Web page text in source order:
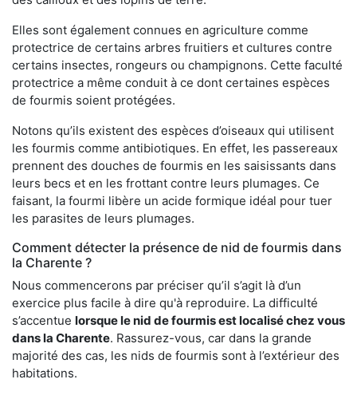
Elles sont également connues en agriculture comme
protectrice de certains arbres fruitiers et cultures contre
certains insectes, rongeurs ou champignons. Cette faculté
protectrice a même conduit à ce dont certaines espèces
de fourmis soient protégées.
Notons qu’ils existent des espèces d’oiseaux qui utilisent
les fourmis comme antibiotiques. En effet, les passereaux
prennent des douches de fourmis en les saisissants dans
leurs becs et en les frottant contre leurs plumages. Ce
faisant, la fourmi libère un acide formique idéal pour tuer
les parasites de leurs plumages.
Comment détecter la présence de nid de fourmis dans
la Charente ?
Nous commencerons par préciser qu’il s’agit là d’un
exercice plus facile à dire qu'à reproduire. La difficulté
s’accentue lorsque le nid de fourmis est localisé chez vous
dans la Charente. Rassurez-vous, car dans la grande
majorité des cas, les nids de fourmis sont à l’extérieur des
habitations.